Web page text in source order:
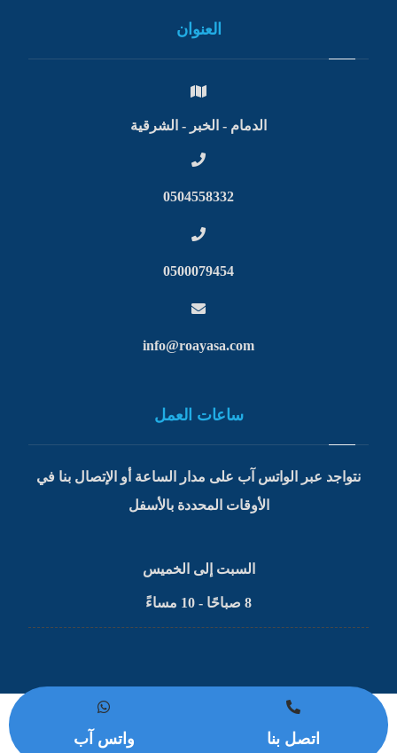
العنوان
الدمام - الخبر - الشرقية
0504558332
0500079454
info@roayasa.com
ساعات العمل
نتواجد عبر الواتس آب على مدار الساعة أو الإتصال بنا في
الأوقات المحددة بالأسفل
السبت إلى الخميس
8 صباحًا - 10 مساءً
اتصل بنا واتس آب